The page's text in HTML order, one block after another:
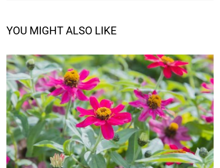
YOU MIGHT ALSO LIKE